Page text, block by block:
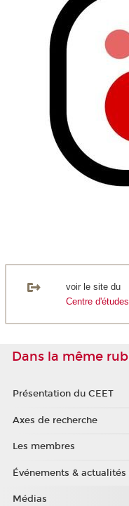
voir le site du
Centre
Dans la même
Présentation du CEET
Axes de recherche
Les membres
Événements & actualités
Médias